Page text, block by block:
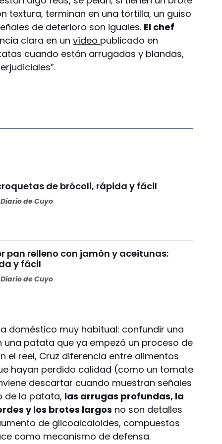
textura, terminan en una tortilla, un guiso
de deterioro son iguales. El chef
clara en unvídeo publicado en
cuando están arrugadas y blandas,
de brócoli, rápida y fácil
de Cuyo
pan relleno con jamón y aceitunas:
y fácil
de Cuyo
doméstico muy habitual: confundir una
patata que ya empezó un proceso de
el reel, Cruz diferencia entre alimentos
hayan perdido calidad (como un tomate
descartar cuando muestran señales
de la patata, las arrugas profundas, la
y los brotes largos no son detalles
de glicoalcaloides, compuestos
como mecanismo de defensa.